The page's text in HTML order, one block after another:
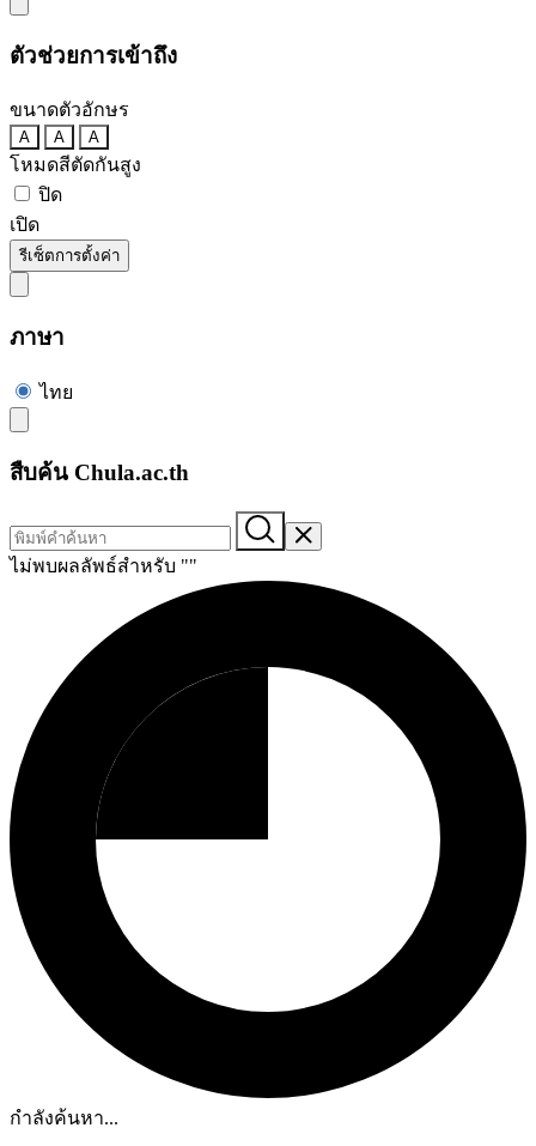
ตัวช่วยการเข้าถึง
ขนาดตัวอักษร
A A A
โหมดสีตัดกันสูง
ปิด
เปิด
รีเซ็ตการตั้งค่า
ภาษา
ไทย
สืบค้น Chula.ac.th
ไม่พบผลลัพธ์สำหรับ ""
กำลังค้นหา...